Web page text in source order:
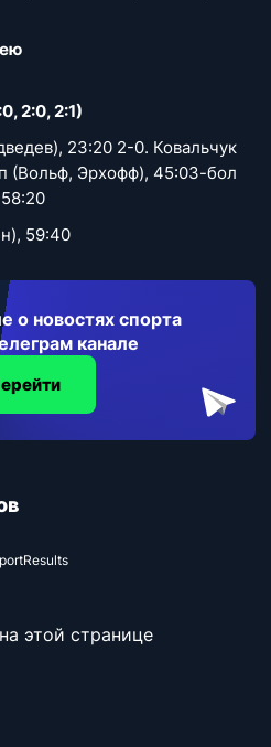
2:0, 2:1)
23:20 2-0. Ковальчук
(Вольф, Эрхофф), 45:03-бол
59:40
о новостях спорта
канале
этой странице